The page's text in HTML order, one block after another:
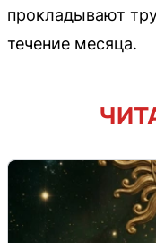
прокладывают
течение месяца.